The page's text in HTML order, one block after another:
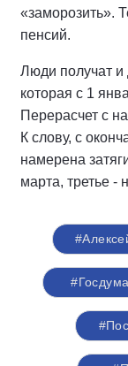
«заморозить».
пенсий.
Люди получат
которая с 1
Перерасчет с
К слову, с
намерена
марта, третье -
#Госдума